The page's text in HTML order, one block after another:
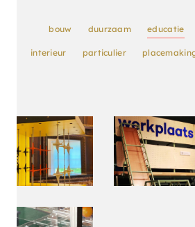
bouw duurzaam educatie
interieur particulier
interactief, educatie
home